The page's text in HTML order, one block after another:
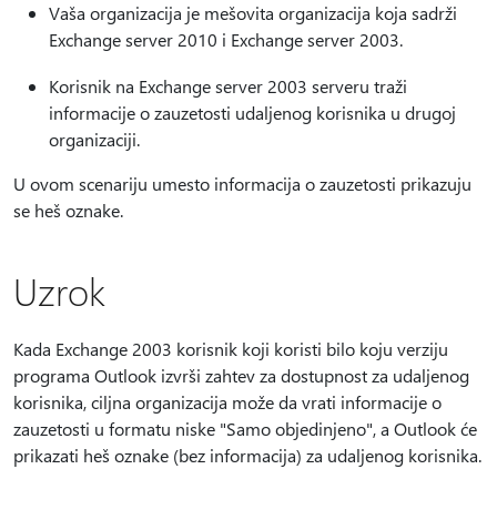
Vaša organizacija je mešovita organizacija koja sadrži
Exchange server 2010 i Exchange server 2003.
Korisnik na Exchange server 2003 serveru traži
informacije o zauzetosti udaljenog korisnika u drugoj
organizaciji.
U ovom scenariju umesto informacija o zauzetosti prikazuju
se heš oznake.
Uzrok
Kada Exchange 2003 korisnik koji koristi bilo koju verziju
programa Outlook izvrši zahtev za dostupnost za udaljenog
korisnika, ciljna organizacija može da vrati informacije o
zauzetosti u formatu niske "Samo objedinjeno", a Outlook će
prikazati heš oznake (bez informacija) za udaljenog korisnika.